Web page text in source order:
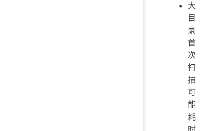
大
目
录
首
次
扫
描
可
能
耗